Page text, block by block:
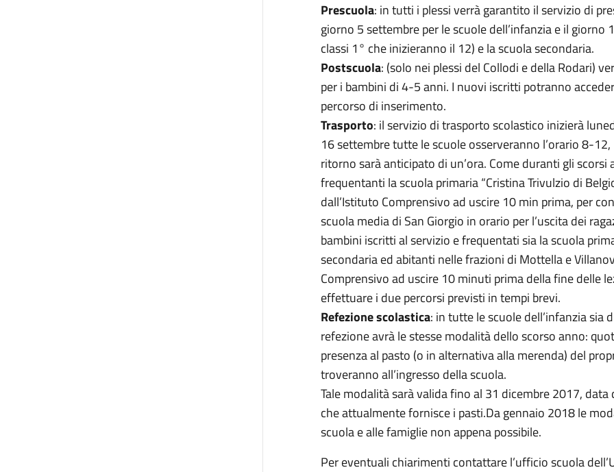
Prescuola: in tutti i plessi verrà garantito il servizio di
giorno 5 settembre per le scuole dell’infanzia e il giorno
classi 1° che inizieranno il 12) e la scuola secondaria.
Postscuola: (solo nei plessi del Collodi e della Rodari)
per i bambini di 4-5 anni. I nuovi iscritti potranno
percorso di inserimento.
Trasporto: il servizio di trasporto scolastico inizierà
16 settembre tutte le scuole osserveranno l’orario 8-
ritorno sarà anticipato di un’ora. Come duranti gli
frequentanti la scuola primaria “Cristina Trivulzio di
dall’Istituto Comprensivo ad uscire 10 min prima, per
scuola media di San Giorgio in orario per l’uscita dei
bambini iscritti al servizio e frequentati sia la scuola
secondaria ed abitanti nelle frazioni di Mottella e
Comprensivo ad uscire 10 minuti prima della fine delle
effettuare i due percorsi previsti in tempi brevi.
Refezione scolastica: in tutte le scuole dell’infanzia sia
refezione avrà le stesse modalità dello scorso anno:
presenza al pasto (o in alternativa alla merenda) del
troveranno all’ingresso della scuola.
Tale modalità sarà valida fino al 31 dicembre 2017,
che attualmente fornisce i pasti.Da gennaio 2018 le
scuola e alle famiglie non appena possibile.
Per eventuali chiarimenti contattare l’ufficio scuola